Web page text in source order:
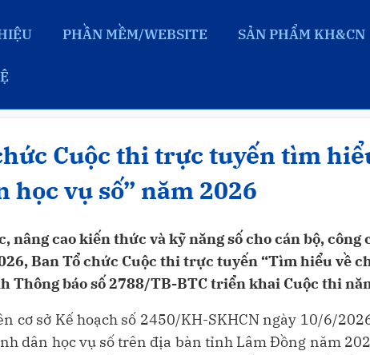
PHẦN MỀM/WEBSITE SẢN PHẨM KH&CN
Cuộc thi trực tuyến tìm
học vụ số” năm 2026
nâng cao kiến thức và kỹ năng số cho cán bộ,
Ban Tổ chức Cuộc thi trực tuyến “Tìm hiểu về
Thông báo số 2788/TB-BTC triển khai Cuộc thi
cơ sở Kế hoạch số 2450/KH-SKHCN ngày 10/6/
dân học vụ số trên địa bàn tỉnh Lâm Đồng năm